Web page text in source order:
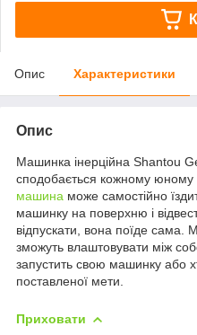
Опис Характеристики
Опис
Машинка інерційна Shantou
сподобається кожному
машина може самостійно
машинку на поверхню і
відпускати, вона поїде сама.
зможуть влаштовувати між
запустить свою машинку або
поставленої мети.
Приховати